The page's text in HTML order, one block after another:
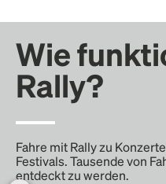
Wie
Rally?
Fahre mit Rally zu
Festivals. Tausende von
entdeckt zu werden.